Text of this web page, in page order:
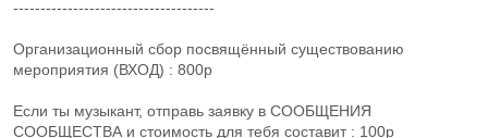
-------------------------------------
Организационный сбор посвящённый существованию
мероприятия (ВХОД) : 800р
Если ты музыкант, отправь заявку в СООБЩЕНИЯ
СООБЩЕСТВА и стоимость для тебя составит : 100р